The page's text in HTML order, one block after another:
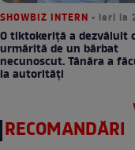
SHOWBIZ INTERN • ieri la
O tiktokeriță a dezvăluit
urmărită de un bărbat
necunoscut. Tânăra a
la autorități
RECOMANDĂRI